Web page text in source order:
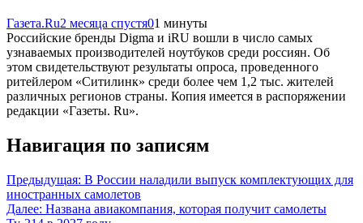
Газета.Ru2 месяца спустя01 минуты
Российские бренды Digma и iRU вошли в число самых
узнаваемых производителей ноутбуков среди россиян. Об
этом свидетельствуют результаты опроса, проведенного
ритейлером «Ситилинк» среди более чем 1,2 тыс. жителей
различных регионов страны. Копия имеется в распоряжении
редакции «Газеты. Ru».
Навигация по записям
Предыдущая: В России наладили выпуск комплектующих для
иностранных самолетов
Далее: Названа авиакомпания, которая получит самолеты